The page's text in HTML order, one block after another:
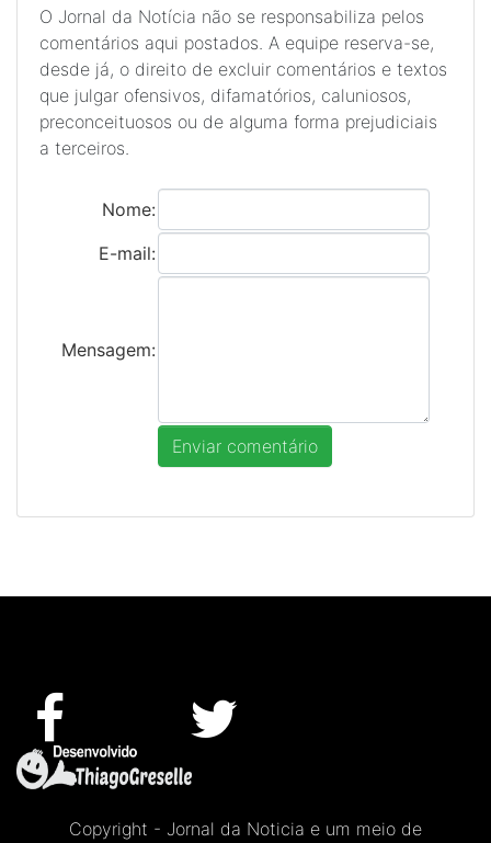
O Jornal da Notícia não se responsabiliza pelos
comentários aqui postados. A equipe reserva-se,
desde já, o direito de excluir comentários e textos
que julgar ofensivos, difamatórios, caluniosos,
preconceituosos ou de alguma forma prejudiciais
a terceiros.
Nome:
E-mail:
Mensagem:
Copyright - Jornal da Noticia e um meio de